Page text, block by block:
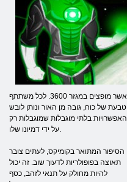
אשר מופצים במגזר 3600. לכל משתתף
טבעת של כוח, גובה מן האור ונותן לובש
האפשרויות בלתי מוגבלות שמוגבלות רק
על ידי דמיונו שלו.
הסיפור המתואר בקומיקס, לעתים צובר
תאוצה בפופולריות לדעוך שוב. זה יכול
להיות מחולק על תנאי לזהב, כסף